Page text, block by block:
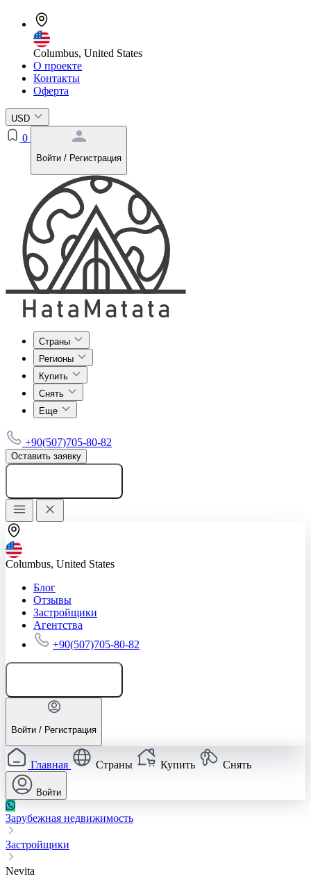
Columbus, United States
О проекте
Контакты
Оферта
USD
0
Войти / Регистрация
Страны
Регионы
Купить
Снять
Еще
+90(507)705-80-82
Оставить заявку
Columbus, United States
Блог
Отзывы
Застройщики
Агентства
+90(507)705-80-82
Войти / Регистрация
Главная Страны Купить Снять
Войти
Зарубежная недвижимость
Застройщики
Nevita